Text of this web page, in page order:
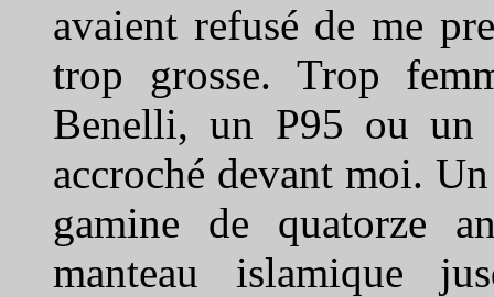
avaient refusé de me
trop grosse. Trop
Benelli, un P95 ou
accroché devant moi.
gamine de quatorze
manteau islamique